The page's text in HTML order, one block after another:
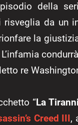
della
risveglia da un
la
re
“La
Creed III,